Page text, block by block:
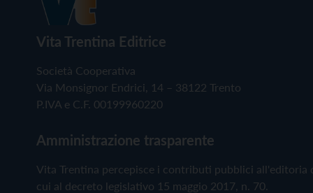
Vita Trentina Editrice
Società Cooperativa
Via Monsignor Endrici, 14 – 38122 Trento
P.IVA e C.F. 00199960220
Amministrazione trasparente
Vita Trentina percepisce i contributi pubblici all'editoria
cui al decreto legislativo 15 maggio 2017, n. 70.